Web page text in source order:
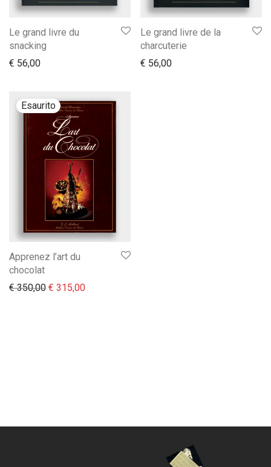
Le grand livre du
snacking
€ 56,00
Le grand livre de la
charcuterie
€ 56,00
Apprenez l’art du
chocolat
€350,00 Il prezzo originale era: € 350,00.
€ 315,00Il prezzo attuale è: € 315,00.